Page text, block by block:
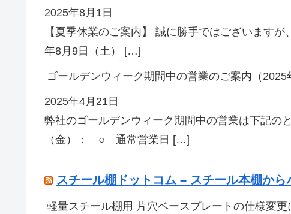
2025年8月1日
【夏季休業のご案内】 誠に勝手ではございます
年8月9日（土） […]
ゴールデンウィーク期間中の営業のご案内（2025
2025年4月21日
弊社のゴールデンウィーク期間中の営業は下記の
（金）： ○ 通常営業日 […]
スチール棚ドットコム – スチール本棚か
軽量スチール棚用 片穴ベースプレートの仕様変更